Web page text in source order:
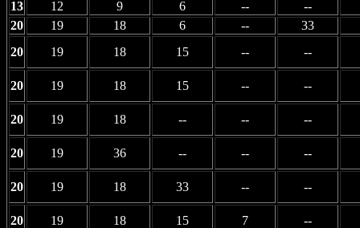
13
12 9 6 --
--
20
19 18 6 --
33
20
19 18 15 -- --
20 19 18 15 -- --
20 19 18 -- -- --
20 19 36 -- -- --
20 19 18 33 -- --
20 19 18 15 7 --